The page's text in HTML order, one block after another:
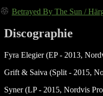
Betrayed By The Sun /
Discographie
Fyra Elegier (EP - 2013,
Grift & Saiva (Split - 2015,
Syner (LP - 2015, Nordvis